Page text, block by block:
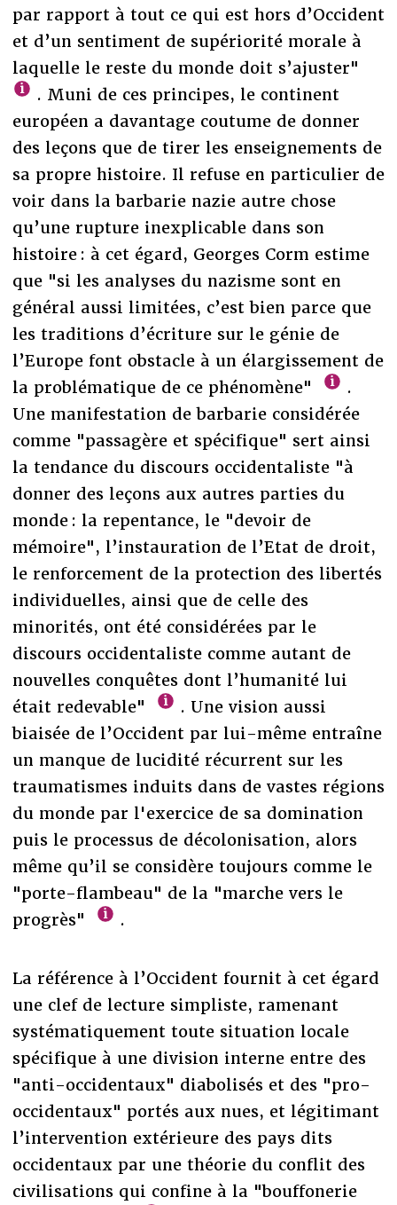
par rapport à tout ce qui est hors d’Occident
et d’un sentiment de supériorité morale à
laquelle le reste du monde doit s’ajuster"
. Muni de ces principes, le continent
européen a davantage coutume de donner
des leçons que de tirer les enseignements de
sa propre histoire. Il refuse en particulier de
voir dans la barbarie nazie autre chose
qu’une rupture inexplicable dans son
histoire : à cet égard, Georges Corm estime
que "si les analyses du nazisme sont en
général aussi limitées, c’est bien parce que
les traditions d’écriture sur le génie de
l’Europe font obstacle à un élargissement de
la problématique de ce phénomène"
.
Une manifestation de barbarie considérée
comme "passagère et spécifique" sert ainsi
la tendance du discours occidentaliste "à
donner des leçons aux autres parties du
monde : la repentance, le "devoir de
mémoire", l’instauration de l’Etat de droit,
le renforcement de la protection des libertés
individuelles, ainsi que de celle des
minorités, ont été considérées par le
discours occidentaliste comme autant de
nouvelles conquêtes dont l’humanité lui
était redevable"
. Une vision aussi
biaisée de l’Occident par lui-même entraîne
un manque de lucidité récurrent sur les
traumatismes induits dans de vastes régions
du monde par l'exercice de sa domination
puis le processus de décolonisation, alors
même qu’il se considère toujours comme le
"porte-flambeau" de la "marche vers le
progrès"
.
La référence à l’Occident fournit à cet égard
une clef de lecture simpliste, ramenant
systématiquement toute situation locale
spécifique à une division interne entre des
"anti-occidentaux" diabolisés et des "pro-
occidentaux" portés aux nues, et légitimant
l’intervention extérieure des pays dits
occidentaux par une théorie du conflit des
civilisations qui confine à la "bouffonerie